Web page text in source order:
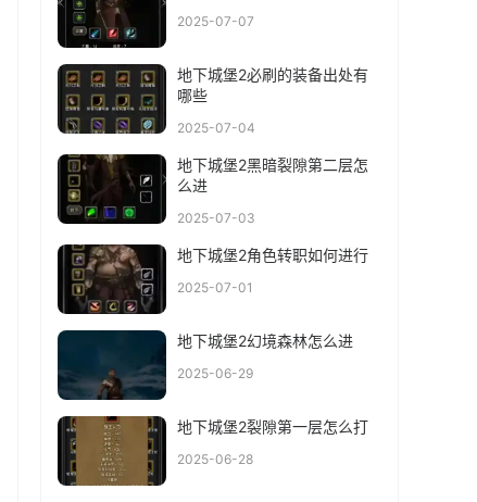
2025-07-07
地下城堡2必刷的装备出处有
哪些
2025-07-04
地下城堡2黑暗裂隙第二层怎
么进
2025-07-03
地下城堡2角色转职如何进行
2025-07-01
地下城堡2幻境森林怎么进
2025-06-29
地下城堡2裂隙第一层怎么打
2025-06-28